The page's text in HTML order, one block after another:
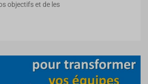
objectifs et de les